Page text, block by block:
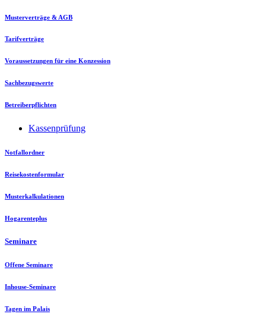
Musterverträge & AGB
Tarifverträge
Voraussetzungen für eine Konzession
Sachbezugswerte
Betreiberpflichten
Kassenprüfung
Notfallordner
Reisekostenformular
Musterkalkulationen
Hogarenteplus
Seminare
Offene Seminare
Inhouse-Seminare
Tagen im Palais